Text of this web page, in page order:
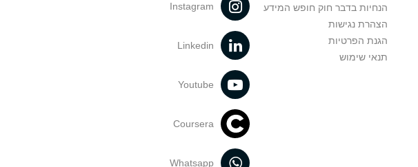
הנחיות בדבר חוק חופש המידע
הצהרת נגישות
הגנת הפרטיות
תנאי שימוש
Instagram
Linkedin
Youtube
Coursera
Whatsapp